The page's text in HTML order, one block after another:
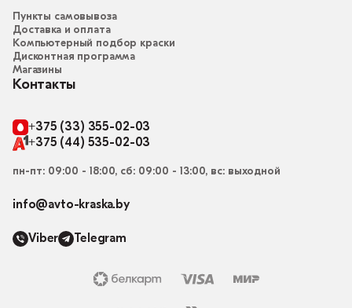
Пункты самовывоза
Доставка и оплата
Компьютерный подбор краски
Дисконтная программа
Магазины
Контакты
+375 (33) 355-02-03
+375 (44) 535-02-03
пн-пт: 09:00 - 18:00, сб: 09:00 - 13:00, вс: выходной
info@avto-kraska.by
Viber Telegram